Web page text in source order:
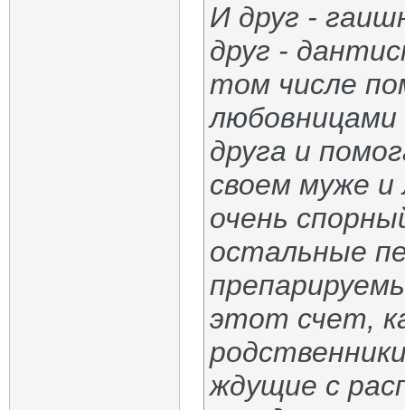
И друг -
друг -
том числе
друга и
своем муже и
очень
остальные
этот счет,
ждущие с